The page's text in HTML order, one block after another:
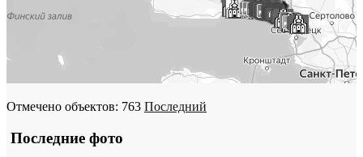
Отмечено объектов: 763 Последний
Последние фото